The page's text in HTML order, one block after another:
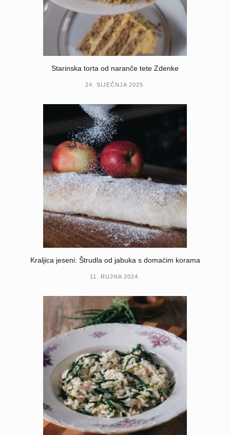
Starinska torta od naranče tete Zdenke
24. SIJEČNJA 2025.
Kraljica jeseni: Štrudla od jabuka s domaćim korama
11. RUJNA 2024.